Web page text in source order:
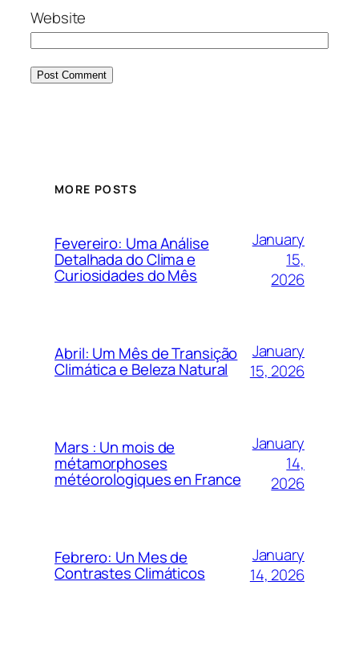
Website
MORE POSTS
Fevereiro: Uma Análise
Detalhada do Clima e
Curiosidades do Mês
January
15,
2026
Abril: Um Mês de Transição
Climática e Beleza Natural
January
15, 2026
Mars : Un mois de
métamorphoses
météorologiques en France
January
14,
2026
Febrero: Un Mes de
Contrastes Climáticos
January
14, 2026